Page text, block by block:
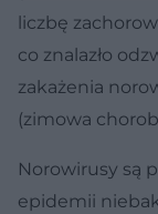
liczbę
co znalazło
zakażenia
(zimowa
Norowirusy są
epidemii